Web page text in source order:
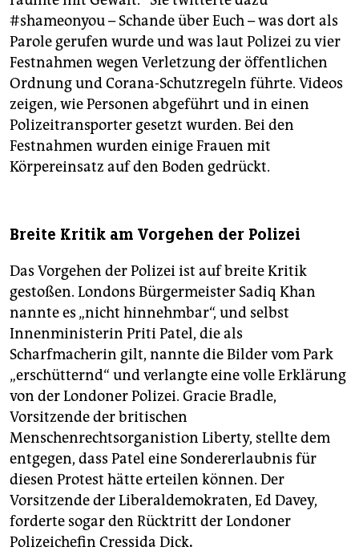
#shameonyou – Schande über Euch – was dort als
Parole gerufen wurde und was laut Polizei zu vier
Festnahmen wegen Verletzung der öffentlichen
Ordnung und Corana-Schutzregeln führte. Videos
zeigen, wie Personen abgeführt und in einen
Polizeitransporter gesetzt wurden. Bei den
Festnahmen wurden einige Frauen mit
Körpereinsatz auf den Boden gedrückt.
Breite Kritik am Vorgehen der Polizei
Das Vorgehen der Polizei ist auf breite Kritik
gestoßen. Londons Bürgermeister Sadiq Khan
nannte es „nicht hinnehmbar“, und selbst
Innenministerin Priti Patel, die als
Scharfmacherin gilt, nannte die Bilder vom Park
„erschütternd“ und verlangte eine volle Erklärung
von der Londoner Polizei. Gracie Bradle,
Vorsitzende der britischen
Menschenrechtsorganistion Liberty, stellte dem
entgegen, dass Patel eine Sondererlaubnis für
diesen Protest hätte erteilen können. Der
Vorsitzende der Liberaldemokraten, Ed Davey,
forderte sogar den Rücktritt der Londoner
Polizeichefin Cressida Dick.